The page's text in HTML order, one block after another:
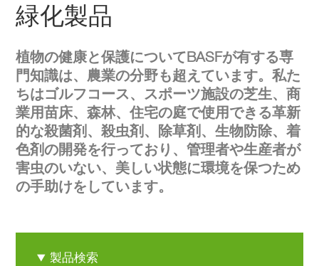
緑化製品
植物の健康と保護についてBASFが有する専
門知識は、農業の分野も超えています。私た
ちはゴルフコース、スポーツ施設の芝生、商
業用苗床、森林、住宅の庭で使用できる革新
的な殺菌剤、殺虫剤、除草剤、生物防除、着
色剤の開発を行っており、管理者や生産者が
害虫のいない、美しい状態に環境を保つため
の手助けをしています。
製品検索